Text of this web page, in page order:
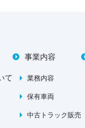
て
事業内容
業務内容
保有車両
中古トラック販売